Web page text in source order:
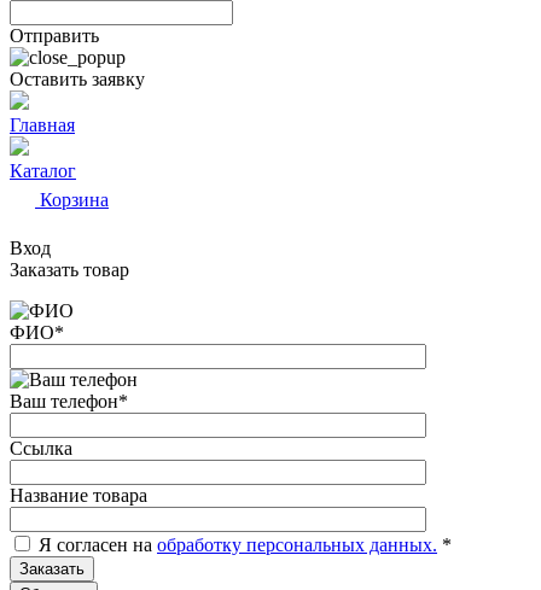
Отправить
Оставить заявку
Главная
Каталог
Корзина
Вход
Заказать товар
ФИО*
Ваш телефон*
Ссылка
Название товара
Я согласен на обработку персональных данных. *